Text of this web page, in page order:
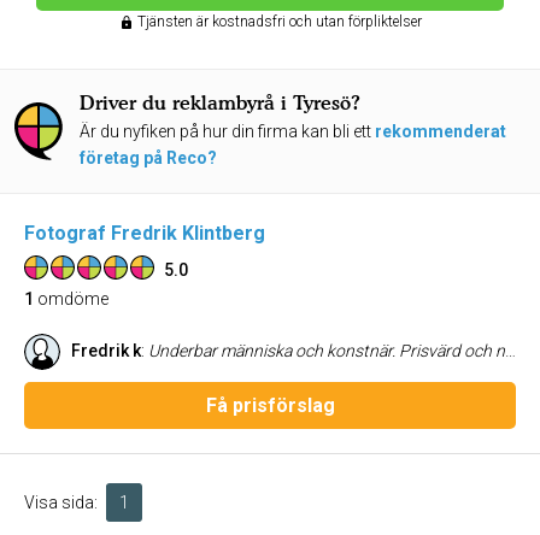
Tjänsten är kostnadsfri och utan förpliktelser
Driver du reklambyrå i Tyresö?
Är du nyfiken på hur din firma kan bli ett rekommenderat
företag på Reco?
Fotograf Fredrik Klintberg
5.0
1 omdöme
Fredrik k: Underbar människa och konstnär. Prisvärd och noggrann.
Få prisförslag
Visa sida: 1